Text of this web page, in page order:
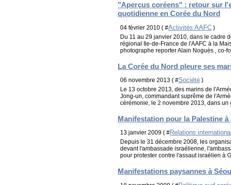
"Aperçus coréens" : retour sur
quotidienne en Corée du Nord
04 février 2010 ( #Activités AAFC )
Du 11 au 29 janvier 2010, dans le cadre
régional Ile-de-France de l'AAFC à la
photographe reporter Alain Noguès , co-
La Corée du Nord pleure ses
06 novembre 2013 ( #Société )
Le 13 octobre 2013, des marins de
Jong-un, commandant suprême de
cérémonie, le 2 novembre 2013, dans un
Manifestation pour la Palestine à
13 janvier 2009 ( #Relations
Depuis le 31 décembre 2008, les
devant l'ambassade israélienne,
pour protester contre l'assaut israélien à
Manifestations paysannes à